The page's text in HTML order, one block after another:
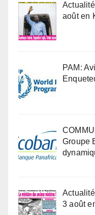
août en
PAM:
Groupe
3 août